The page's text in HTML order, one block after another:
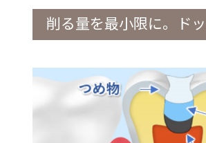
削る量を最小限に。ド